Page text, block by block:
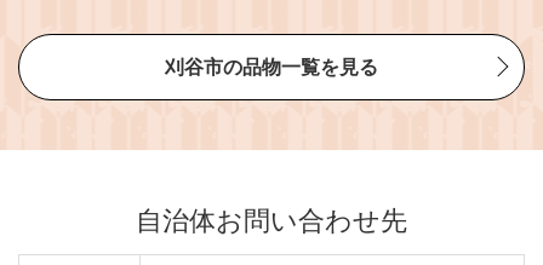
愛知県 No.487
刈谷市の品物一覧を見る
自治体お問い合わせ先